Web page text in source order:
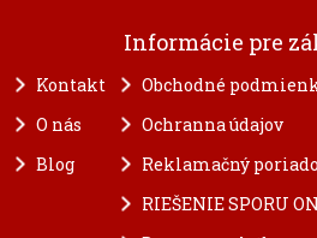
Informácie pre
Kontakt
O nás
Blog
Obchodné
Ochranna údajov
Reklamačný
RIEŠENIE SPORU